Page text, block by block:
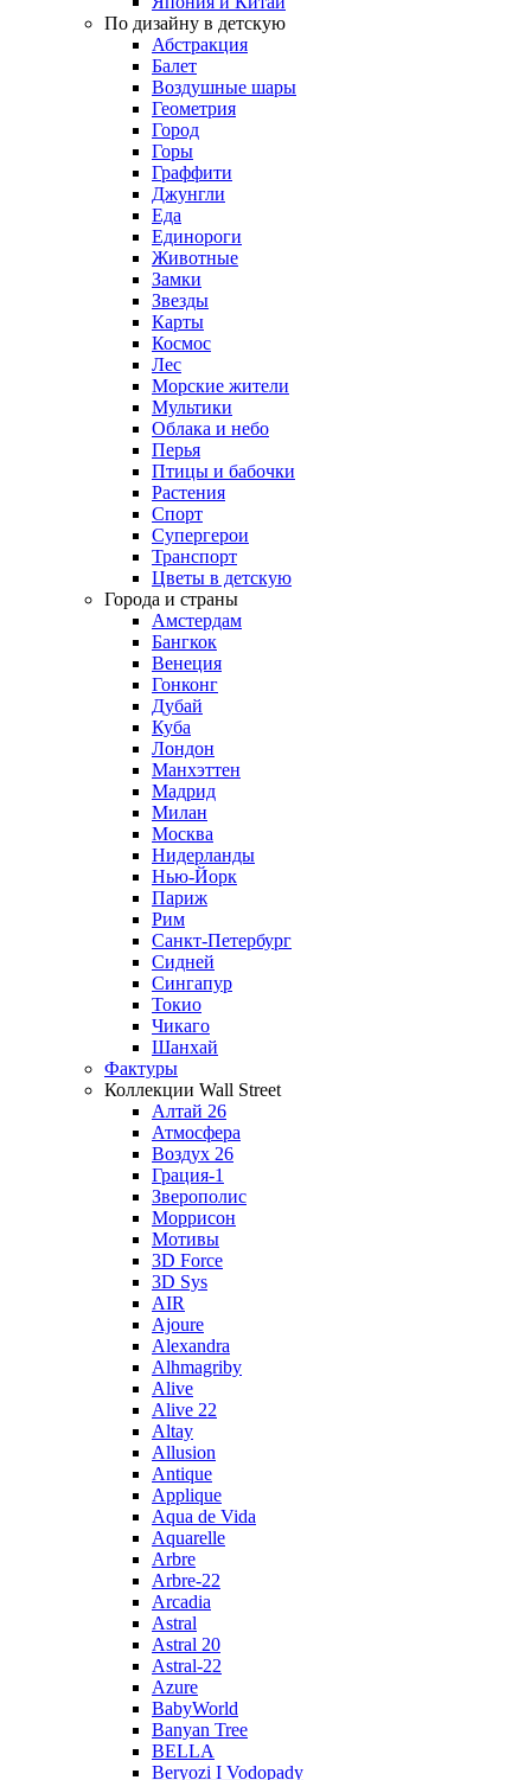
По дизайну в детскую
Абстракция
Балет
Воздушные шары
Геометрия
Город
Горы
Граффити
Джунгли
Еда
Единороги
Животные
Замки
Звезды
Карты
Космос
Лес
Морские жители
Мультики
Облака и небо
Перья
Птицы и бабочки
Растения
Спорт
Супергерои
Транспорт
Цветы в детскую
Города и страны
Амстердам
Бангкок
Венеция
Гонконг
Дубай
Куба
Лондон
Манхэттен
Мадрид
Милан
Москва
Нидерланды
Нью-Йорк
Париж
Рим
Санкт-Петербург
Сидней
Сингапур
Токио
Чикаго
Шанхай
Фактуры
Коллекции Wall Street
Алтай 26
Атмосфера
Воздух 26
Грация-1
Зверополис
Моррисон
Мотивы
3D Force
3D Sys
AIR
Ajoure
Alexandra
Alhmagriby
Alive
Alive 22
Altay
Allusion
Antique
Applique
Aqua de Vida
Aquarelle
Arbre
Arbre-22
Arcadia
Astral
Astral 20
Astral-22
Azure
BabyWorld
Banyan Tree
BELLA
Beryozi I Vodopady